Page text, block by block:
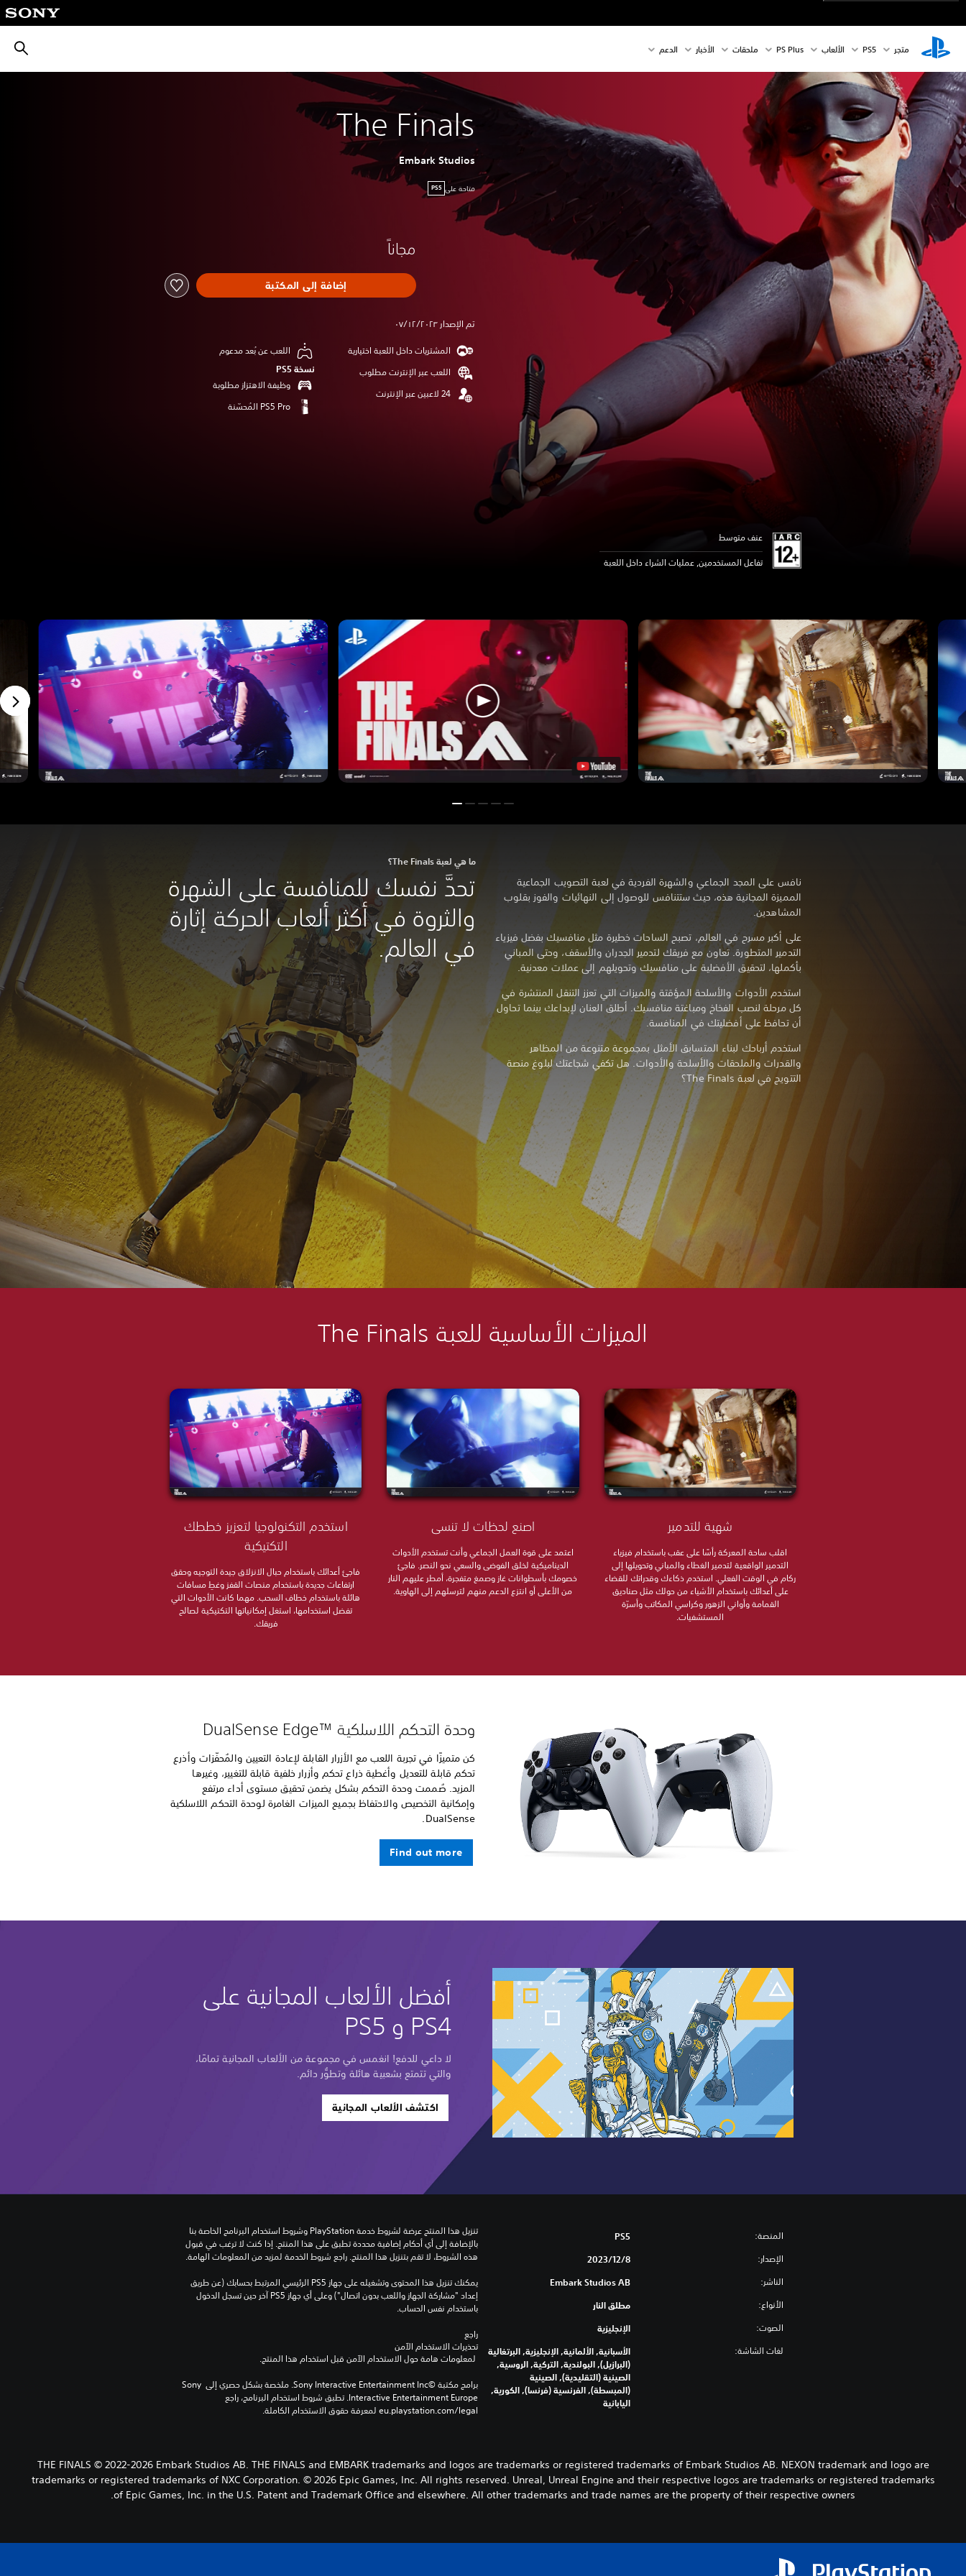
متجر PS5‏ الألعاب PS Plus ملحقات الأخبار الدعم
The Finals
Embark Studios
متاحة على PS5
مجاناً
إضافة إلى المكتبة
تم الإصدار ٠٧/١٢/٢٠٢٣
المشتريات داخل اللعبة اختيارية
اللعب عبر الإنترنت مطلوب
اللعب عن بُعد مدعوم
نسخة PS5‏
وظيفة الاهتزاز مطلوبة
عنف متوسط
تفاعل المستخدمين, عمليات الشراء داخل اللعبة
ما هي لعبة The Finals؟
تحدَّ نفسك للمنافسة على الشهرة
والثروة في أكثر ألعاب الحركة إثارة
في العالم.
نافس على المجد الجماعي والشهرة الفردية في لعبة التصويب الجماعية
المميزة المجانية هذه، حيث ستتنافس للوصول إلى النهائيات والفوز بقلوب
المشاهدين.
على أكبر مسرح في العالم، تصبح الساحات خطيرة مثل منافسيك بفضل فيزياء
التدمير المتطورة. تعاون مع فريقك لتدمير الجدران والأسقف، وحتى المباني
بأكملها، لتحقيق الأفضلية على منافسيك وتحويلهم إلى عملات معدنية.
استخدم الأدوات والأسلحة المؤقتة والميزات التي تعزز التنقل المنتشرة في
كل مرحلة لنصب الفخاخ ومباغتة منافسيك. أطلق العنان لإبداعك بينما تحاول
أن تحافظ على أفضليتك في المنافسة.
استخدم أرباحك لبناء المتسابق الأمثل بمجموعة متنوعة من المظاهر
والقدرات والملحقات والأسلحة والأدوات. هل تكفي شجاعتك لبلوغ منصة
التتويج في لعبة The Finals؟
الميزات الأساسية للعبة The Finals
استخدم التكنولوجيا لتعزيز خططك
التكتيكية
فاجئ أعدائك باستخدام حبال الانزلاق جيدة التوجيه وحقق
ارتفاعات جديدة باستخدام منصات القفز وغطِ مسافات
هائلة باستخدام خطاف السحب. مهما كانت الأدوات التي
تفضل استخدامها، استغل إمكانياتها التكتيكية لصالح
فريقك.
اصنع لحظات لا تنسى
اعتمد على قوة العمل الجماعي وأنت تستخدم الأدوات
الديناميكية لخلق الفوضى والسعي نحو النصر. فاجئ
خصومك بأسطوانات غاز وصمغ متفجرة، أمطر عليهم النار
من الأعلى أو انتزع الدعم منهم لترسلهم إلى الهاوية.
شهية للتدمير
اقلب ساحة المعركة رأسًا على عقب باستخدام فيزياء
التدمير الواقعية لتدمير الغطاء والمباني وتحويلها إلى
ركام في الوقت الفعلي. استخدم ذكاءك وقدراتك للقضاء
على أعدائك باستخدام الأشياء من حولك مثل صناديق
القمامة وأواني الزهور وكراسي المكاتب وأسرّة
المستشفيات.
وحدة التحكم اللاسلكية DualSense Edge™‎
كن متميزًا في تجربة اللعب مع الأزرار القابلة لإعادة التعيين والمُحفّزات وأذرع
تحكم قابلة للتعديل وأغطية ذراع تحكم وأزرار خلفية قابلة للتغيير، وغيرها
المزيد. صُممت وحدة التحكم بشكل يضمن تحقيق مستوى أداء مرتفع
وإمكانية التخصيص والاحتفاظ بجميع الميزات الغامرة لوحدة التحكم اللاسلكية
DualSense‎.
Find out more
أفضل الألعاب المجانية على
PS4 و PS5
لا داعي للدفع! انغمس في مجموعة من الألعاب المجانية تمامًا،
والتي تتمتع بشعبية هائلة وتطوُّر دائم.
اكتشف الألعاب المجانية
المنصة: PS5
الإصدار: 8‏/12‏/2023
الناشر: Embark Studios AB
الأنواع: مطلق النار
الصوت: الإنجليزية
لغات الشاشة:
الأسبانية, الألمانية, الإنجليزية, البرتغالية
(البرازيل), البولندية, التركية, الروسية,
الصينية (التقليدية), الصينية
(المبسطة), الفرنسية (فرنسا), الكورية,
اليابانية
بالإضافة إلى أي أحكام إضافية محددة تطبق على هذا المنتج. إذا كنت لا ترغب في قبول
هذه الشروط، لا تقم بتنزيل هذا المنتج. راجع شروط الخدمة لمزيد من المعلومات الهامة.
يمكنك تنزيل هذا المحتوى وتشغيله على جهاز PS5 الرئيسي المرتبط بحسابك (عن طريق
إعداد "مشاركة الجهاز واللعب بدون اتصال") وعلى أي جهاز PS5 آخر حين تسجل الدخول
باستخدام نفس الحساب.
راجع
تحذيرات الاستخدام الآمن
برامج مكتبة ©Sony Interactive Entertainment Inc. ملخصة بشكل حصري إلى Sony
Interactive Entertainment Europe. تطبق شروط استخدام البرنامج، راجع
eu.playstation.com/legal لمعرفة حقوق الاستخدام الكاملة.
THE FINALS © 2022-2026 Embark Studios AB. THE FINALS and EMBARK trademarks and logos are trademarks or registered trademarks of Embark Studios AB. NEXON trademark and logo are
trademarks or registered trademarks of NXC Corporation. © 2026 Epic Games, Inc. All rights reserved. Unreal, Unreal Engine and their respective logos are trademarks or registered trademarks
of Epic Games, Inc. in the U.S. Patent and Trademark Office and elsewhere. All other trademarks and trade names are the property of their respective owners.